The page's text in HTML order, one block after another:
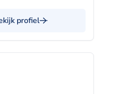
profiel